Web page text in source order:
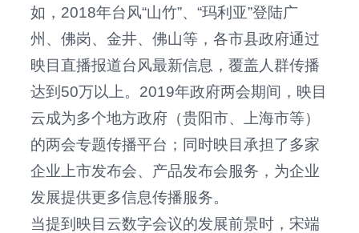
如，2018年台风“山竹”、“玛利亚”登陆广
州、佛岗、金井、佛山等，各市县政府通过
映目直播报道台风最新信息，覆盖人群传播
达到50万以上。2019年政府两会期间，映目
云成为多个地方政府（贵阳市、上海市等）
的两会专题传播平台；同时映目承担了多家
企业上市发布会、产品发布会服务，为企业
发展提供更多信息传播服务。
当提到映目云数字会议的发展前景时，宋端